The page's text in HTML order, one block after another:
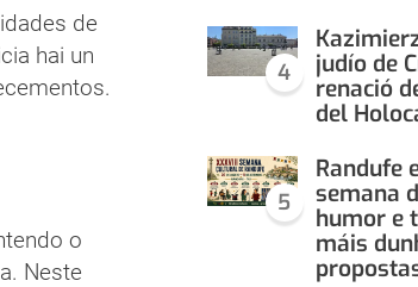
de
hai un
o
Neste
4
judío de
renació
del
5
Randufe
semana
humor e
máis